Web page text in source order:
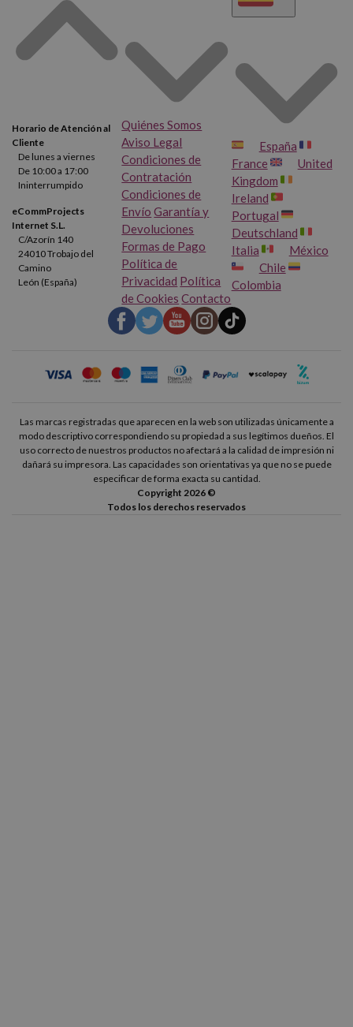
Horario de Atención al
Cliente
De lunes a viernes
De 10:00 a 17:00
Ininterrumpido
eCommProjects
Internet S.L.
C/Azorín 140
24010 Trobajo del
Camino
León (España)
Quiénes Somos
Aviso Legal
Condiciones de
Contratación
Condiciones de
Envío Garantía y
Devoluciones
Formas de Pago
Política de
Privacidad Política
de Cookies Contacto
España
France
United
Kingdom
Ireland
Portugal
Deutschland
Italia
México
Chile
Colombia
Las marcas registradas que aparecen en la web son utilizadas únicamente a
modo descriptivo correspondiendo su propiedad a sus legítimos dueños. El
uso correcto de nuestros productos no afectará a la calidad de impresión ni
dañará su impresora. Las capacidades son orientativas ya que no se puede
especificar de forma exacta su cantidad.
Copyright 2026 ©
Todos los derechos reservados